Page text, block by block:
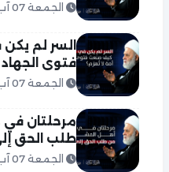
الجمعة 07 آب 2026
السر لم
فتوى الجهاد
الجمعة 07 آب 2026
مرحلتان
طلب الحق
الجمعة 07 آب 2026